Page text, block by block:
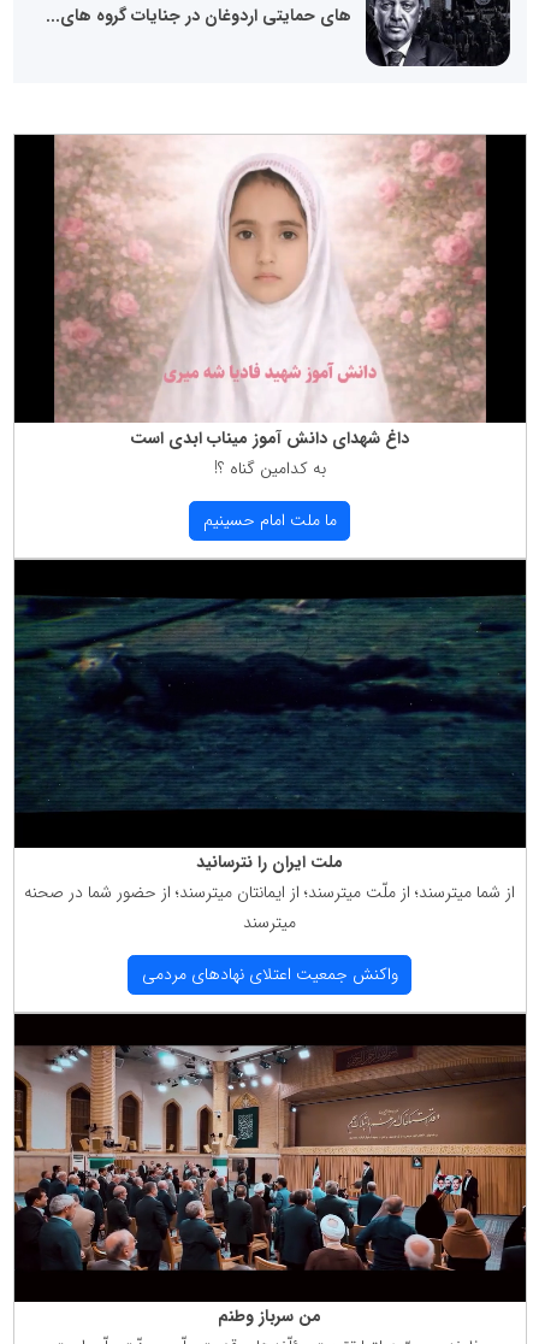
های حمایتی اردوغان در جنایات گروه های...
داغ شهدای دانش آموز میناب ابدی است
به كدامین گناه ؟!
ما ملت امام حسینیم
ملت ایران را نترسانید
از شما میترسند؛ از ملّت میترسند؛ از ایمانتان میترسند؛ از حضور شما در صحنه
میترسند
واكنش جمعیت اعتلای نهادهای مردمی
من سرباز وطنم